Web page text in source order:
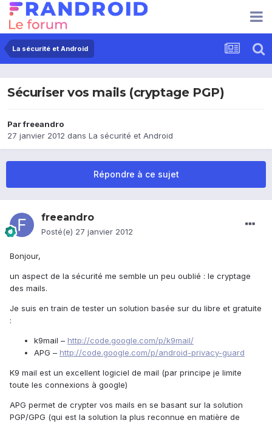
La sécurité et Android
Sécuriser vos mails (cryptage PGP)
Parfreeandro
27 janvier 2012 dans La sécurité et Android
Répondre à ce sujet
freeandro
Posté(e) 27 janvier 2012
Bonjour,
un aspect de la sécurité me semble un peu oublié : le cryptage
des mails.
Je suis en train de tester un solution basée sur du libre et gratuite
:
k9mail – http://code.google.com/p/k9mail/
APG – http://code.google.com/p/android-privacy-guard
K9 mail est un excellent logiciel de mail (par principe je limite
toute les connexions à google)
APG permet de crypter vos mails en se basant sur la solution
PGP/GPG (qui est la solution la plus reconnue en matière de